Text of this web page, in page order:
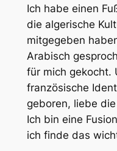
Ich habe einen
die algerische
mitgegeben
Arabisch
für mich gekocht.
französische
geboren, liebe
Ich bin eine
ich finde das